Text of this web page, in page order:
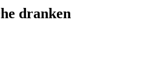
dranken